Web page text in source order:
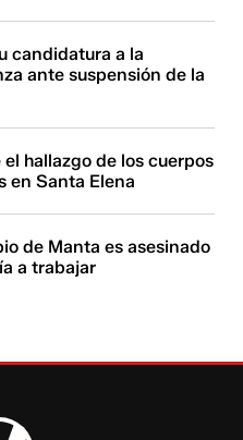
candidatura a la
ante suspensión de la
hallazgo de los cuerpos
en Santa Elena
de Manta es asesinado
a trabajar